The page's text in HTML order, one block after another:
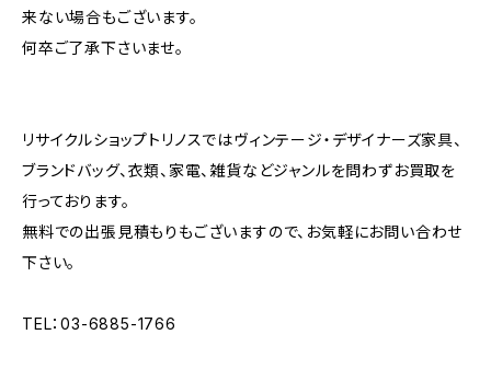
来ない場合もございます。
何卒ご了承下さいませ。
リサイクルショップトリノスではヴィンテージ・デザイナーズ家具、
ブランドバッグ、衣類、家電、雑貨などジャンルを問わずお買取を
行っております。
無料での出張見積もりもございますので、お気軽にお問い合わせ
下さい。
TEL：03-6885-1766